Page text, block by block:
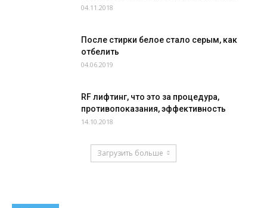
04.11.2018
После стирки белое стало серым, как
отбелить
04.06.2019
RF лифтинг, что это за процедура,
противопоказания, эффективность
14.10.2018
Загрузить больше